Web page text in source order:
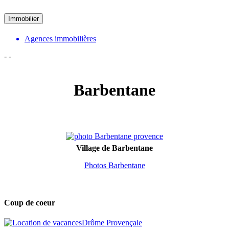
Immobilier
Agences immobilières
- -
Barbentane
Village de Barbentane
Photos Barbentane
Coup de coeur